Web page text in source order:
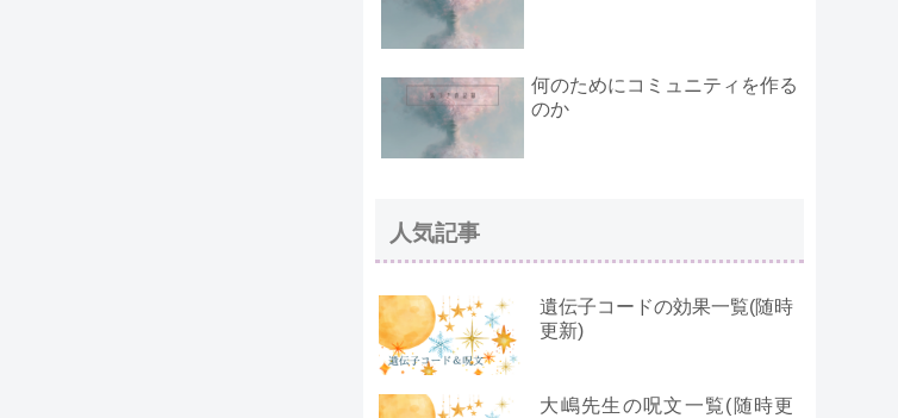
何のためにコミュニティを作る
のか
人気記事
遺伝子コードの効果一覧(随時
更新)
大嶋先生の呪文一覧(随時更